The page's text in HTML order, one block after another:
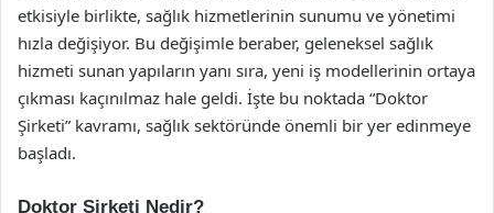
etkisiyle birlikte, sağlık hizmetlerinin sunumu ve yönetimi
hızla değişiyor. Bu değişimle beraber, geleneksel sağlık
hizmeti sunan yapıların yanı sıra, yeni iş modellerinin ortaya
çıkması kaçınılmaz hale geldi. İşte bu noktada “Doktor
Şirketi” kavramı, sağlık sektöründe önemli bir yer edinmeye
başladı.
Doktor Şirketi Nedir?